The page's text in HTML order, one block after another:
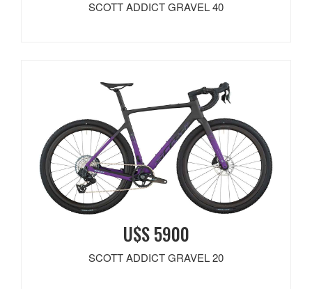
SCOTT ADDICT GRAVEL 40
U$S 5900
SCOTT ADDICT GRAVEL 20